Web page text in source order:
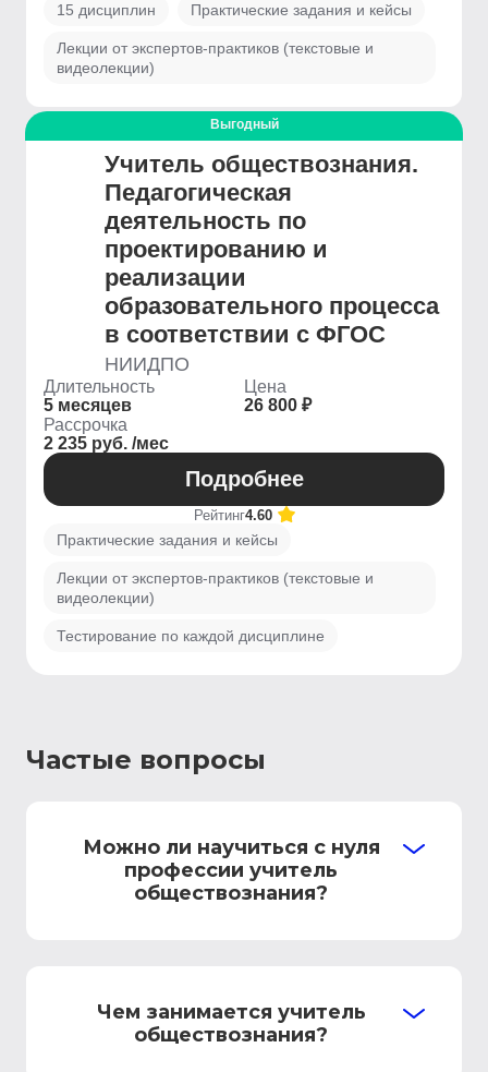
15 дисциплин Практические задания и кейсы
Лекции от экспертов-практиков (текстовые и
видеолекции)
Выгодный
Учитель обществознания.
Педагогическая
деятельность по
проектированию и
реализации
образовательного процесса
в соответствии с ФГОС
НИИДПО
Длительность
5 месяцев
Цена
26 800 ₽
Рассрочка
2 235 руб. /мес
Подробнее
Рейтинг4.60
Практические задания и кейсы
Лекции от экспертов-практиков (текстовые и
видеолекции)
Тестирование по каждой дисциплине
Частые вопросы
Можно ли научиться с нуля
профессии учитель
обществознания?
Чем занимается учитель
обществознания?